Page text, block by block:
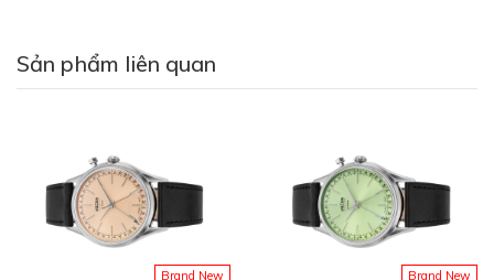
Sản phẩm liên quan
Brand New Brand New